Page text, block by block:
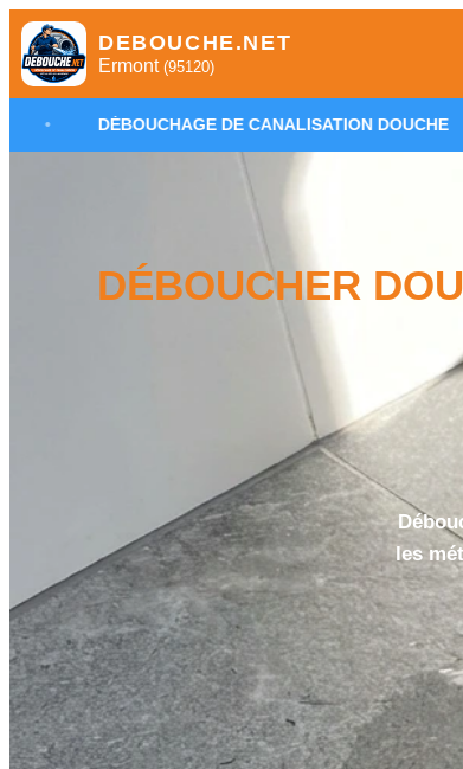
DEBOUCHE.NET
Ermont (95120)
DE CANALISATION DOUCHE •
DÉBOUCHER
les